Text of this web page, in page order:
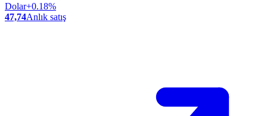
Dolar+0.18%
47,74Anlık satış